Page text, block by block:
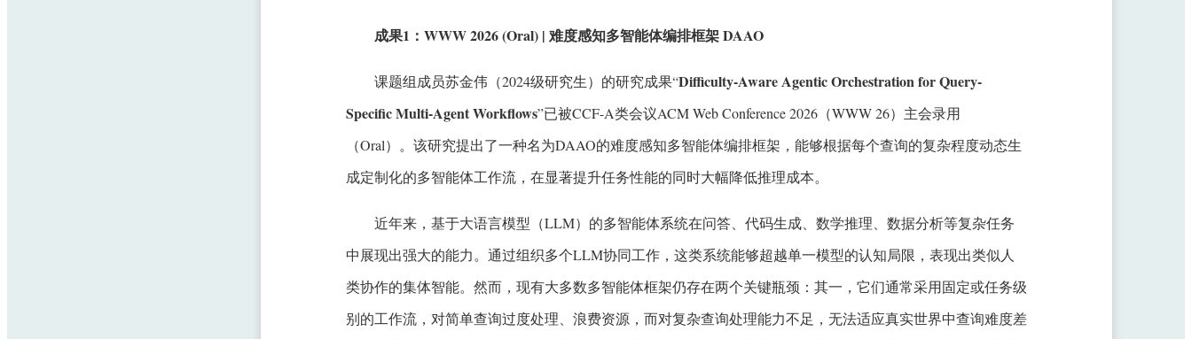
成果1：WWW 2026 (Oral) | 难度感知多智能体编排框架 DAAO
课题组成员苏金伟（2024级研究生）的研究成果“Difficulty-Aware Agentic Orchestration for Query-
Specific Multi-Agent Workflows”已被CCF-A类会议ACM Web Conference 2026（WWW 26）主会录用
（Oral）。该研究提出了一种名为DAAO的难度感知多智能体编排框架，能够根据每个查询的复杂程度动态生
成定制化的多智能体工作流，在显著提升任务性能的同时大幅降低推理成本。
近年来，基于大语言模型（LLM）的多智能体系统在问答、代码生成、数学推理、数据分析等复杂任务
中展现出强大的能力。通过组织多个LLM协同工作，这类系统能够超越单一模型的认知局限，表现出类似人
类协作的集体智能。然而，现有大多数多智能体框架仍存在两个关键瓶颈：其一，它们通常采用固定或任务级
别的工作流，对简单查询过度处理、浪费资源，而对复杂查询处理能力不足，无法适应真实世界中查询难度差